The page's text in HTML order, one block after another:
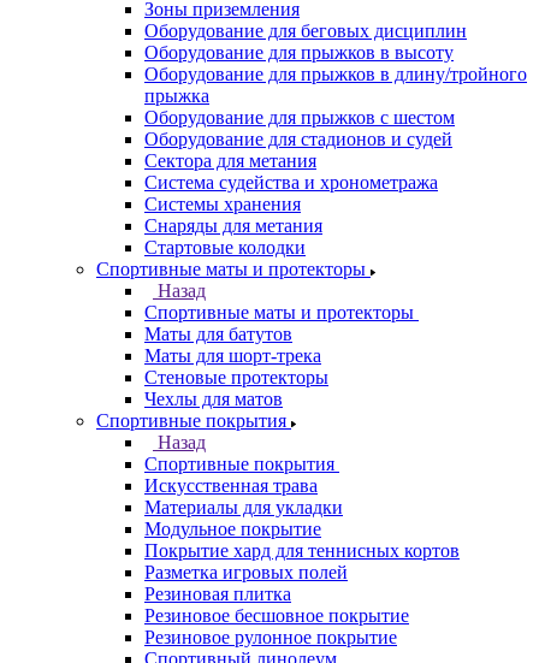
Зоны приземления
Оборудование для беговых дисциплин
Оборудование для прыжков в высоту
Оборудование для прыжков в длину/тройного
прыжка
Оборудование для прыжков с шестом
Оборудование для стадионов и судей
Сектора для метания
Система судейства и хронометража
Системы хранения
Снаряды для метания
Стартовые колодки
Спортивные маты и протекторы
Назад
Спортивные маты и протекторы
Маты для батутов
Маты для шорт-трека
Стеновые протекторы
Чехлы для матов
Спортивные покрытия
Назад
Спортивные покрытия
Искусственная трава
Материалы для укладки
Модульное покрытие
Покрытие хард для теннисных кортов
Разметка игровых полей
Резиновая плитка
Резиновое бесшовное покрытие
Резиновое рулонное покрытие
Спортивный линолеум